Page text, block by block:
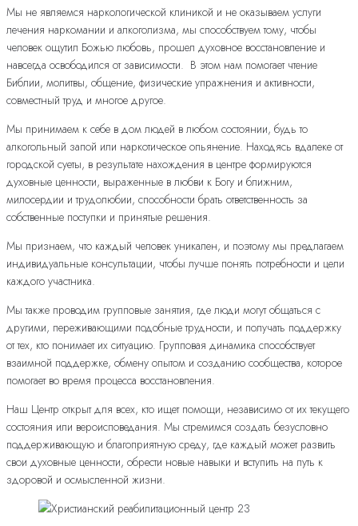
Мы не являемся наркологической клиникой и не оказываем услуги
лечения наркомании и алкоголизма, мы способствуем тому, чтобы
человек ощутил Божью любовь, прошел духовное восстановление и
навсегда освободился от зависимости. В этом нам помогает чтение
Библии, молитвы, общение, физические упражнения и активности,
совместный труд и многое другое.
Мы принимаем к себе в дом людей в любом состоянии, будь то
алкогольный запой или наркотическое опьянение. Находясь вдалеке от
городской суеты, в результате нахождения в центре формируются
духовные ценности, выраженные в любви к Богу и ближним,
милосердии и трудолюбии, способности брать ответственность за
собственные поступки и принятые решения.
Мы признаем, что каждый человек уникален, и поэтому мы предлагаем
индивидуальные консультации, чтобы лучше понять потребности и цели
каждого участника.
Мы также проводим групповые занятия, где люди могут общаться с
другими, переживающими подобные трудности, и получать поддержку
от тех, кто понимает их ситуацию. Групповая динамика способствует
взаимной поддержке, обмену опытом и созданию сообщества, которое
помогает во время процесса восстановления.
Наш Центр открыт для всех, кто ищет помощи, независимо от их текущего
состояния или вероисповедания. Мы стремимся создать безусловно
поддерживающую и благоприятную среду, где каждый может развить
свои духовные ценности, обрести новые навыки и вступить на путь к
здоровой и осмысленной жизни.